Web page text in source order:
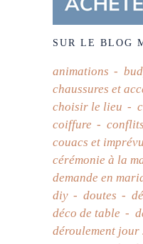
SUR LE BLOG
animations
chaussures et
choisir le lieu
coiffure
conflits
couacs et
cérémonie à la
demande en
diy
doutes
déco de table
déroulement jour